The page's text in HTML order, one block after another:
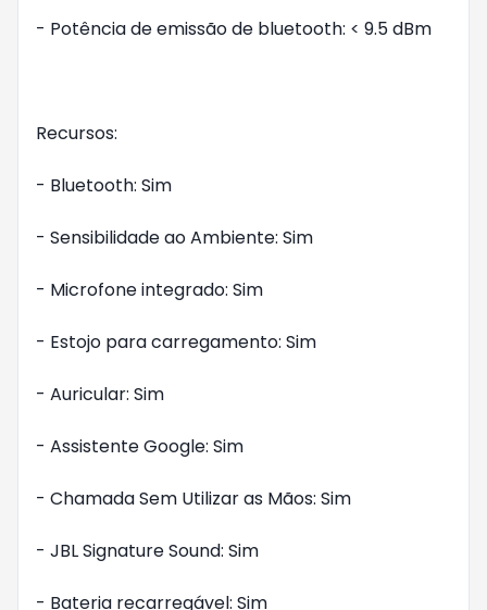
- Potência de emissão de bluetooth: < 9.5 dBm
Recursos:
- Bluetooth: Sim
- Sensibilidade ao Ambiente: Sim
- Microfone integrado: Sim
- Estojo para carregamento: Sim
- Auricular: Sim
- Assistente Google: Sim
- Chamada Sem Utilizar as Mãos: Sim
- JBL Signature Sound: Sim
- Bateria recarregável: Sim